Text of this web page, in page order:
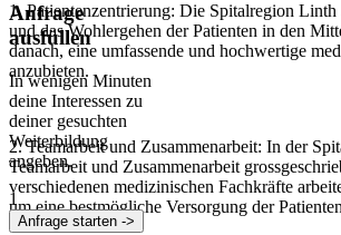
1. Patientenzentrierung: Die Spitalregion
und das Wohlergehen der Patienten in den
danach, eine umfassende und hochwertige
anzubieten.
2. Teamarbeit und Zusammenarbeit: In der
Teamarbeit und Zusammenarbeit
verschiedenen medizinischen Fachkräfte
um eine bestmögliche Versorgung der
Anfrage
ausfüllen
In wenigen Minuten
deine Interessen zu
deiner gesuchten
Weiterbildung
angeben.
1
Anfrage starten ->